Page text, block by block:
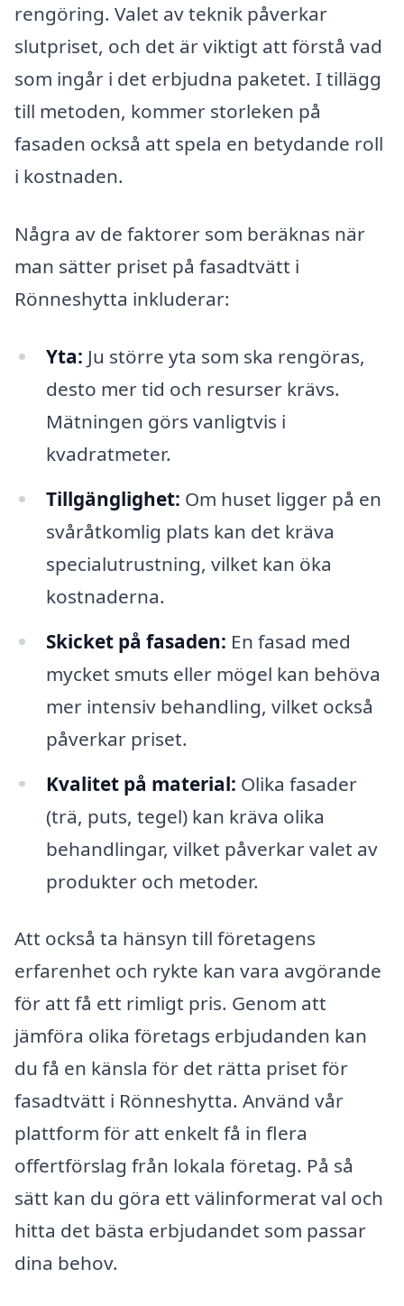
rengöring. Valet av teknik påverkar
slutpriset, och det är viktigt att förstå vad
som ingår i det erbjudna paketet. I tillägg
till metoden, kommer storleken på
fasaden också att spela en betydande roll
i kostnaden.
Några av de faktorer som beräknas när
man sätter priset på fasadtvätt i
Rönneshytta inkluderar:
Yta: Ju större yta som ska rengöras,
desto mer tid och resurser krävs.
Mätningen görs vanligtvis i
kvadratmeter.
Tillgänglighet: Om huset ligger på en
svåråtkomlig plats kan det kräva
specialutrustning, vilket kan öka
kostnaderna.
Skicket på fasaden: En fasad med
mycket smuts eller mögel kan behöva
mer intensiv behandling, vilket också
påverkar priset.
Kvalitet på material: Olika fasader
(trä, puts, tegel) kan kräva olika
behandlingar, vilket påverkar valet av
produkter och metoder.
Att också ta hänsyn till företagens
erfarenhet och rykte kan vara avgörande
för att få ett rimligt pris. Genom att
jämföra olika företags erbjudanden kan
du få en känsla för det rätta priset för
fasadtvätt i Rönneshytta. Använd vår
plattform för att enkelt få in flera
offertförslag från lokala företag. På så
sätt kan du göra ett välinformerat val och
hitta det bästa erbjudandet som passar
dina behov.